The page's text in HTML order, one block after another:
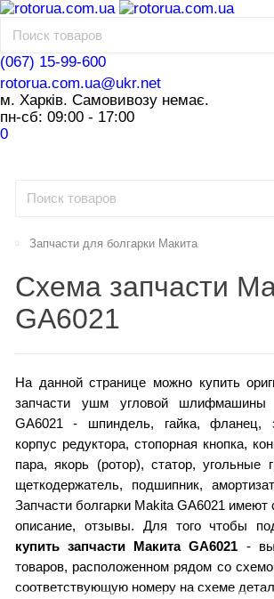
(067) 15-99-600
rotorua.com.ua@ukr.net
м. Харків. Самовивозу немає.
пн-сб: 09:00 - 17:00
0
Запчасти для болгарки Макита
Схема запчасти
GA6021
На данной странице можно купить
запчасти ушм угловой шлифмашины
GA6021 - шпиндель, гайка, фланец,
корпус редуктора, стопорная кнопка,
пара, якорь (ротор), статор, угольные
щеткодержатель, подшипник,
Запчасти болгарки Makita GA6021
описание, отзывы. Для того чтобы
купить запчасти Макита GA6021 -
товаров, расположенном рядом со
соответствующую номеру на схеме